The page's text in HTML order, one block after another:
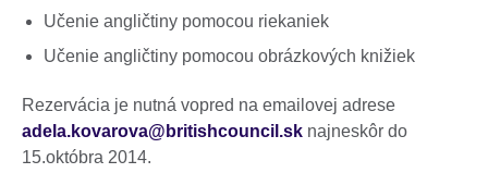
Učenie angličtiny pomocou riekaniek
Učenie angličtiny pomocou obrázkových knižiek
Rezervácia je nutná vopred na emailovej adrese
adela.kovarova@britishcouncil.sk najneskôr do
15.októbra 2014.